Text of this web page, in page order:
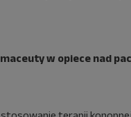
w opiece nad